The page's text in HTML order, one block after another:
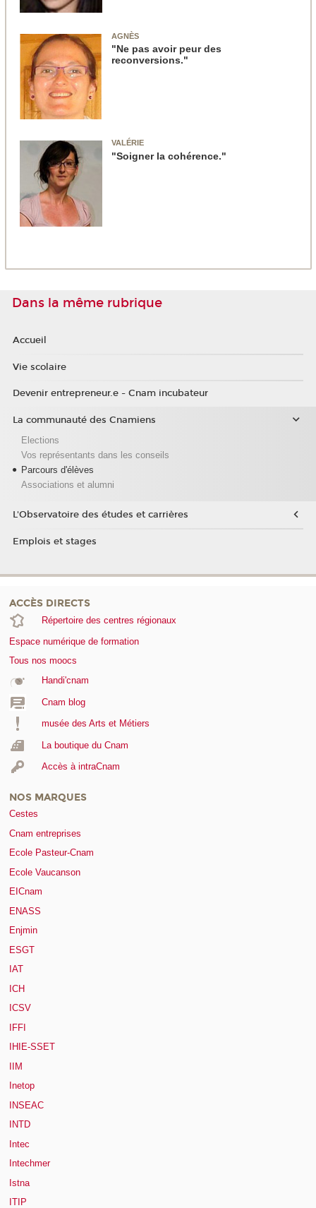
AGNÈS
"Ne pas avoir peur des
reconversions."
VALÉRIE
"Soigner la cohérence."
Dans la même rubrique
Accueil
Vie scolaire
Devenir entrepreneur.e - Cnam incubateur
La communauté des Cnamiens
Elections
Vos représentants dans les conseils
Parcours d'élèves
Associations et alumni
L'Observatoire des études et carrières
Emplois et stages
ACCÈS DIRECTS
Répertoire des centres régionaux
Espace numérique de formation
Tous nos moocs
Handi'cnam
Cnam blog
musée des Arts et Métiers
La boutique du Cnam
Accès à intraCnam
NOS MARQUES
Cestes
Cnam entreprises
Ecole Pasteur-Cnam
Ecole Vaucanson
EICnam
ENASS
Enjmin
ESGT
IAT
ICH
ICSV
IFFI
IHIE-SSET
IIM
Inetop
INSEAC
INTD
Intec
Intechmer
Istna
ITIP